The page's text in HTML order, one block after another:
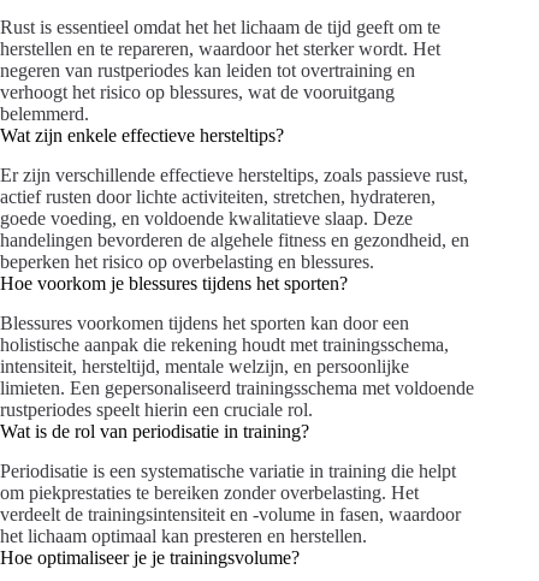
Rust is essentieel omdat het het lichaam de tijd geeft om te
herstellen en te repareren, waardoor het sterker wordt. Het
negeren van rustperiodes kan leiden tot overtraining en
verhoogt het risico op blessures, wat de vooruitgang
belemmerd.
Wat zijn enkele effectieve hersteltips?
Er zijn verschillende effectieve hersteltips, zoals passieve rust,
actief rusten door lichte activiteiten, stretchen, hydrateren,
goede voeding, en voldoende kwalitatieve slaap. Deze
handelingen bevorderen de algehele fitness en gezondheid, en
beperken het risico op overbelasting en blessures.
Hoe voorkom je blessures tijdens het sporten?
Blessures voorkomen tijdens het sporten kan door een
holistische aanpak die rekening houdt met trainingsschema,
intensiteit, hersteltijd, mentale welzijn, en persoonlijke
limieten. Een gepersonaliseerd trainingsschema met voldoende
rustperiodes speelt hierin een cruciale rol.
Wat is de rol van periodisatie in training?
Periodisatie is een systematische variatie in training die helpt
om piekprestaties te bereiken zonder overbelasting. Het
verdeelt de trainingsintensiteit en -volume in fasen, waardoor
het lichaam optimaal kan presteren en herstellen.
Hoe optimaliseer je je trainingsvolume?